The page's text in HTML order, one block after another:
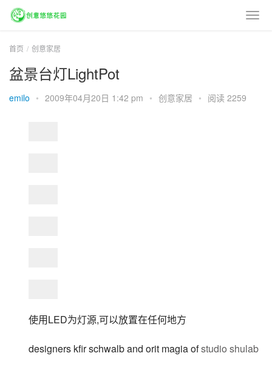
首页 创意家居
盆景台灯LightPot
emilo • 2009年04月20日 1:42 pm • 创意家居 • 阅读 2259
使用LED为灯源,可以放置在任何地方
designers kfir schwalb and orit magia of studio shulab